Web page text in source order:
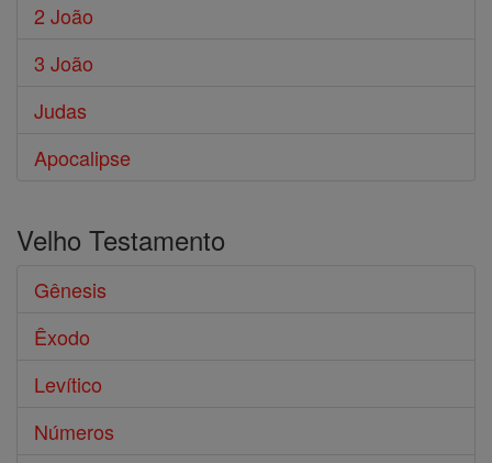
2 João
3 João
Judas
Apocalipse
Velho Testamento
Gênesis
Êxodo
Levítico
Números